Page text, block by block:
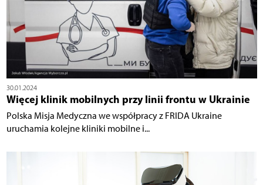
30.01.2024
Więcej klinik mobilnych przy linii frontu w Ukrainie
Polska Misja Medyczna we współpracy z FRIDA Ukraine
uruchamia kolejne kliniki mobilne i...